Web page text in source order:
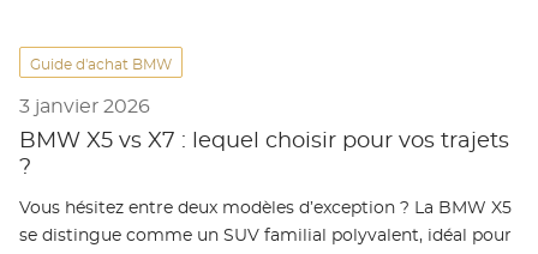
Guide d'achat BMW
3 janvier 2026
BMW X5 vs X7 : lequel choisir pour vos trajets
?
Vous hésitez entre deux modèles d’exception ? La BMW X5
se distingue comme un SUV familial polyvalent, idéal pour